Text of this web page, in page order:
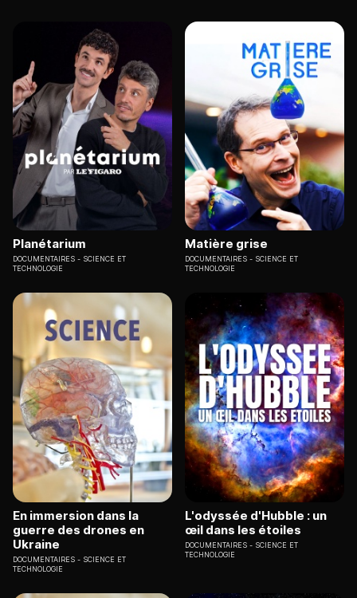
Planétarium
DOCUMENTAIRES
SCIENCE ET
TECHNOLOGIE
Matière grise
DOCUMENTAIRES
SCIENCE ET
TECHNOLOGIE
En immersion dans la
guerre des drones en
Ukraine
DOCUMENTAIRES
SCIENCE ET
TECHNOLOGIE
L'odyssée d'Hubble : un
œil dans les étoiles
DOCUMENTAIRES
SCIENCE ET
TECHNOLOGIE